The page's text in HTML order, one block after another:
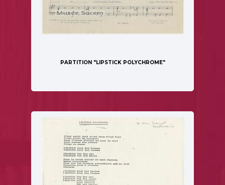
PARTITION "LIPSTICK POLYCHROME"